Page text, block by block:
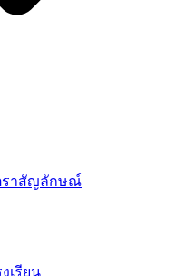
ราสัญลักษณ์
เรียน